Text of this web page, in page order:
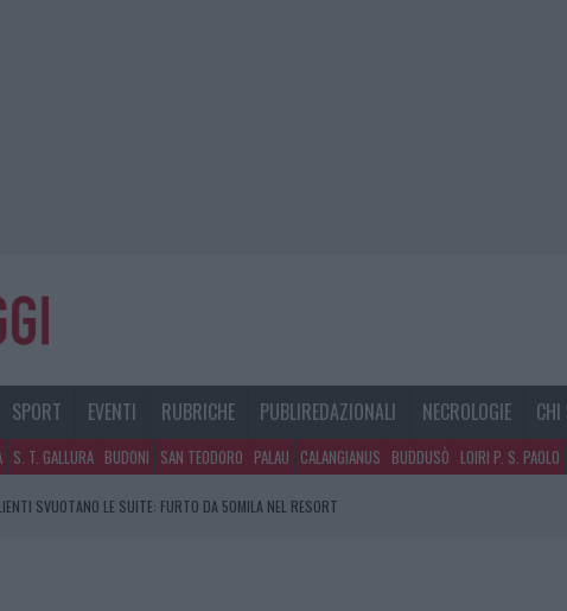
SPORT EVENTI RUBRICHE PUBLIREDAZIONALI NECROLOGIE
S. T. GALLURA BUDONI SAN TEODORO PALAU CALANGIANUS BUDDUSÒ LOIRI P. S. PAOLO
SVUOTANO LE SUITE: FURTO DA 50MILA NEL RESORT